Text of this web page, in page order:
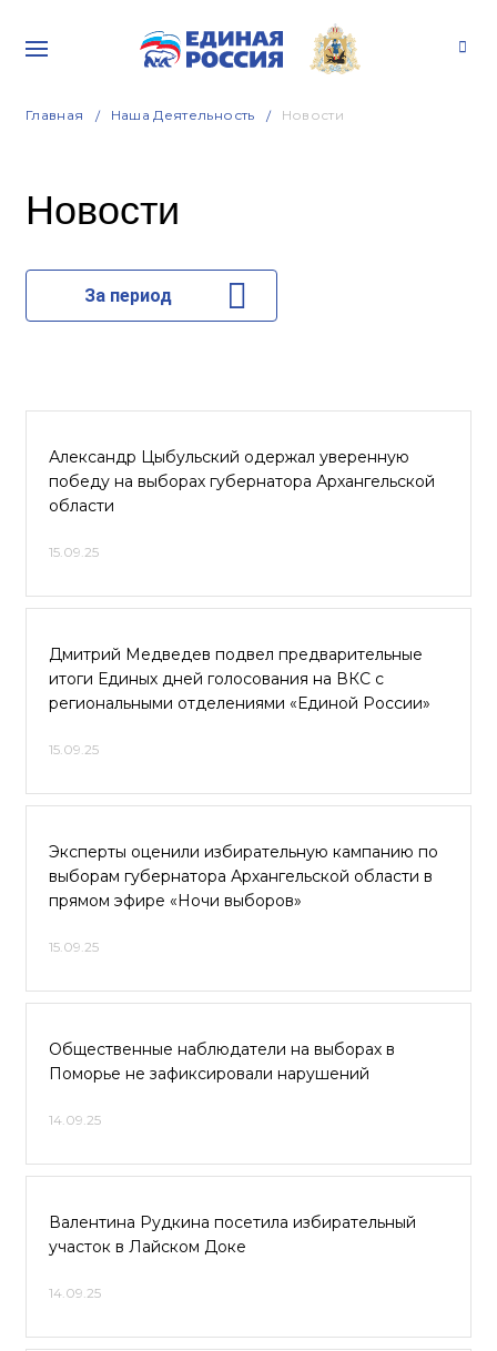
Главная Наша Деятельность Новости
Новости
За период
Александр Цыбульский одержал уверенную
победу на выборах губернатора Архангельской
области
15.09.25
Дмитрий Медведев подвел предварительные
итоги Единых дней голосования на ВКС с
региональными отделениями «Единой России»
15.09.25
Эксперты оценили избирательную кампанию по
выборам губернатора Архангельской области в
прямом эфире «Ночи выборов»
15.09.25
Общественные наблюдатели на выборах в
Поморье не зафиксировали нарушений
14.09.25
Валентина Рудкина посетила избирательный
участок в Лайском Доке
14.09.25